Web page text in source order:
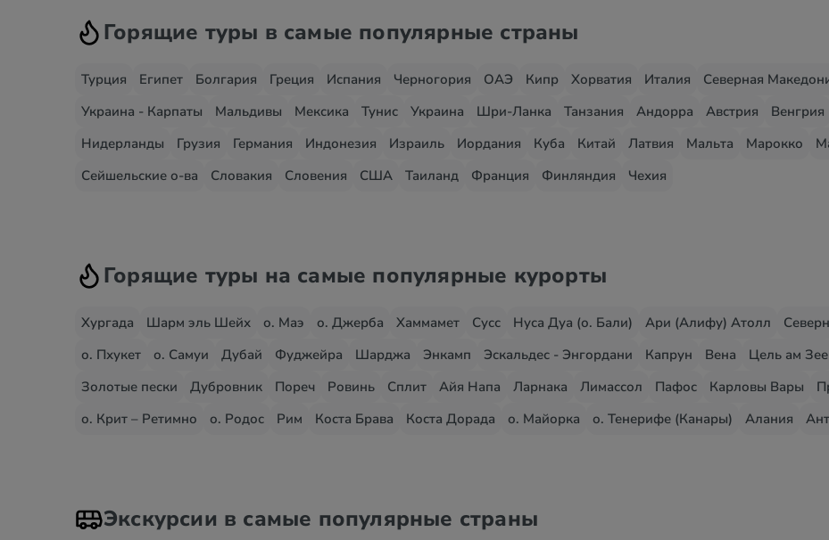
Горящие туры в самые популярные страны
Турция Египет Болгария Греция Испания Черногория ОАЭ Кипр Хорватия Италия Северная
Украина - Карпаты
Мальдивы Мексика Тунис Украина Шри-Ланка Танзания Андорра Австрия Венгрия
Нидерланды
Грузия Германия Индонезия Израиль Иордания Куба Китай Латвия Мальта Марокко
Сейшельские о-ва
Словакия Словения США Таиланд Франция Финляндия Чехия
Горящие туры на самые популярные курорты
Хургада Шарм эль Шейх о. Маэ о. Джерба Хаммамет Сусс Нуса Дуа (о. Бали) Ари (Алифу) Атолл
о. Пхукет
о. Самуи Дубай Фуджейра Шарджа Энкамп Эскальдес - Энгордани Капрун Вена Цель ам Зее
Золотые пески
Дубровник Пореч Ровинь Сплит Айя Напа Ларнака Лимассол Пафос Карловы Вары
о. Крит – Ретимно
о. Родос Рим Коста Брава Коста Дорада о. Майорка о. Тенерифе (Канары) Алания
Экскурсии в самые популярные страны